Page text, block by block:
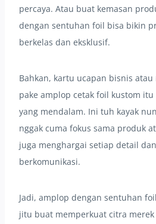
percaya. Atau buat kemasan
dengan sentuhan foil bisa bikin
berkelas dan eksklusif.
Bahkan, kartu ucapan bisnis
pake amplop cetak foil kustom
yang mendalam. Ini tuh kayak
nggak cuma fokus sama produk
juga menghargai setiap detail
berkomunikasi.
Jadi, amplop dengan sentuhan
jitu buat memperkuat citra